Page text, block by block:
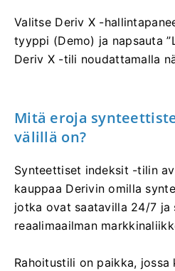
Valitse Deriv X -
tyyppi (Demo) ja napsauta
Deriv X -tili noudattamalla
Mitä eroja
välillä on?
Synteettiset indeksit -tilin
kauppaa Derivin omilla
jotka ovat saatavilla 24/7 ja
reaalimaailman
Rahoitustili on paikka, jossa